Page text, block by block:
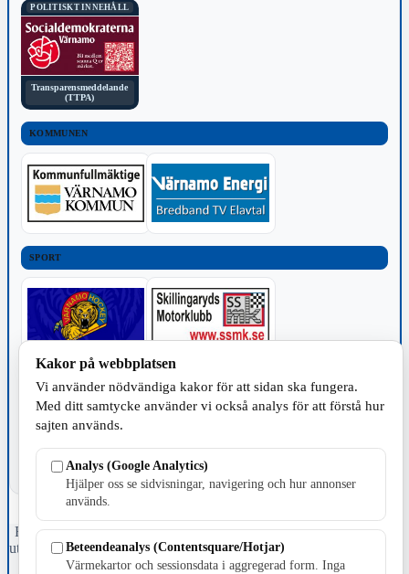
POLITISKT INNEHÅLL
Transparensmeddelande
(TTPA)
KOMMUNEN
SPORT
TILLVERKNING
Fristående webbtidningsföretag grundat 1991 som sedan 2002 ger
ut tidningen Skillingaryd.nu och 2010 lanserades Värnamo.nu. Från
april 2026 omfattar Skillingaryd.nu tre kommuner: Gnosjö,
Kakor på webbplatsen
Vi använder nödvändiga kakor för att sidan ska fungera.
Med ditt samtycke använder vi också analys för att förstå hur
sajten används.
Analys (Google Analytics)
Hjälper oss se sidvisningar, navigering och hur annonser
används.
Beteendeanalys (Contentsquare/Hotjar)
Värmekartor och sessionsdata i aggregerad form. Inga